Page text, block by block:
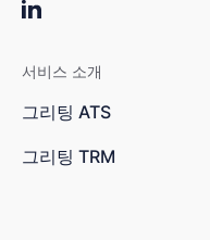
서비스 소개
그리팅 ATS
그리팅 TRM